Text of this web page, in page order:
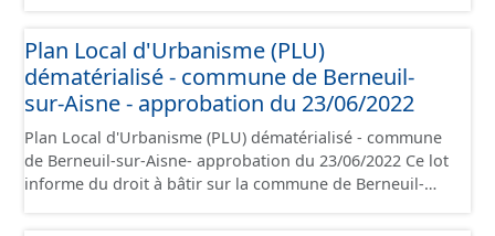
administratives, le rapport de présentation, le PADD, le
règlement (à l'exception des plans de zonages), les
annexes, les orientations d'aménagement et les données
de ces données, il est rappelé que seuls les documents
papier font foi et sont opposables d'un point de vue
juridique.
Plan Local d'Urbanisme (PLU)
dématérialisé - commune de Berneuil-
sur-Aisne - approbation du 23/06/2022
Plan Local d'Urbanisme (PLU) dématérialisé - commune
de Berneuil-sur-Aisne- approbation du 23/06/2022 Ce lot
informe du droit à bâtir sur la commune de Berneuil-